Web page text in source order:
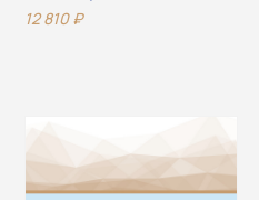
12 810₽